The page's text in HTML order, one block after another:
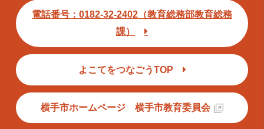
電話番号：0182-32-2402（教育総務部教育総務
課）
よこてをつなごうTOP
横手市ホームページ 横手市教育委員会